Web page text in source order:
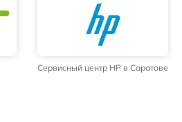
Сервисный центр HP в Саратове